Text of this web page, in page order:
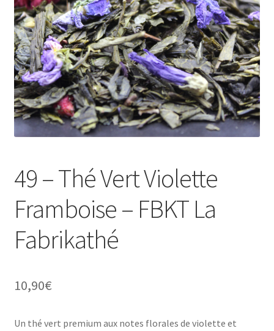
Cadeaux
49 – Thé Vert Violette
Framboise – FBKT La
Fabrikathé
10,90€
Un thé vert premium aux notes florales de violette et